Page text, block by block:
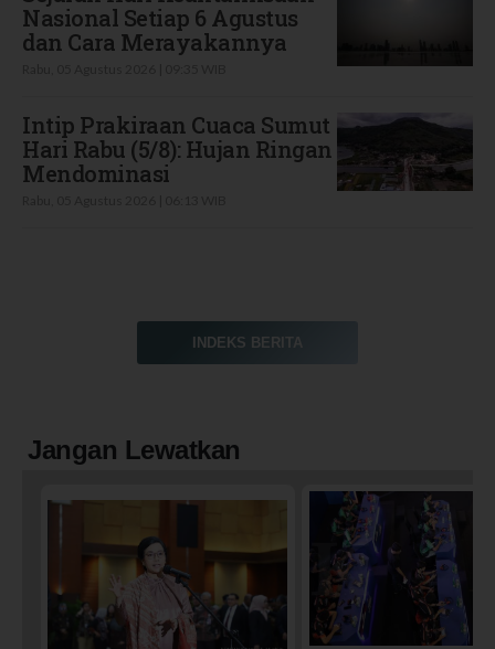
Nasional Setiap 6 Agustus
dan Cara Merayakannya
Intip Prakiraan Cuaca Sumut
Hari Rabu (5/8): Hujan Ringan
Mendominasi
INDEKS BERITA
Jangan Lewatkan